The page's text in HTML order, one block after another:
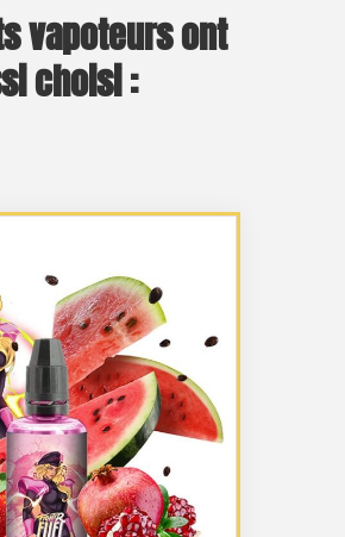
vapoteurs ont
choisi :